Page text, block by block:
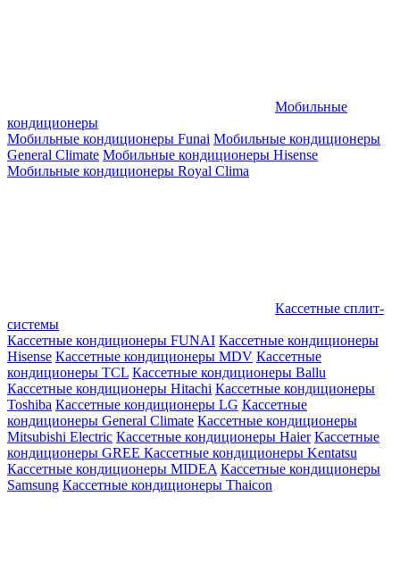
Мобильные
кондиционеры
Мобильные кондиционеры Funai Мобильные кондиционеры
General Climate Мобильные кондиционеры Hisense
Мобильные кондиционеры Royal Clima
Кассетные сплит-
системы
Кассетные кондиционеры FUNAI Кассетные кондиционеры
Hisense Кассетные кондиционеры MDV Кассетные
кондиционеры TCL Кассетные кондиционеры Ballu
Кассетные кондиционеры Hitachi Кассетные кондиционеры
Toshiba Кассетные кондиционеры LG Кассетные
кондиционеры General Climate Кассетные кондиционеры
Mitsubishi Electric Кассетные кондиционеры Haier Кассетные
кондиционеры GREE Кассетные кондиционеры Kentatsu
Кассетные кондиционеры MIDEA Кассетные кондиционеры
Samsung Кассетные кондиционеры Thaicon